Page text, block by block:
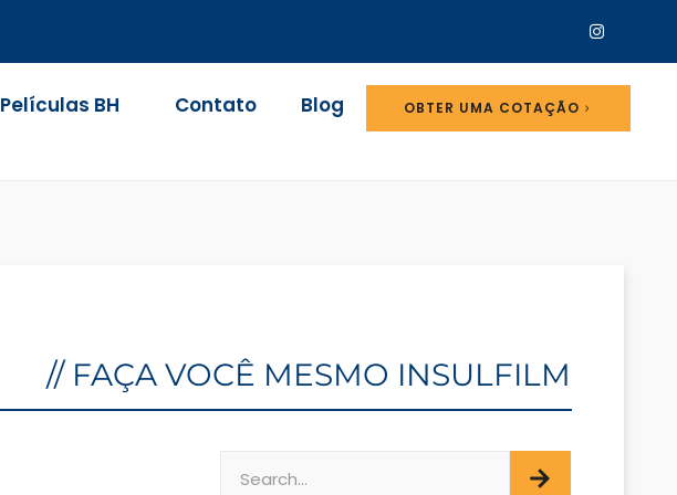
Películas BH Contato Blog OBTER UMA COTAÇÃO
// FAÇA VOCÊ MESMO INSULFILM